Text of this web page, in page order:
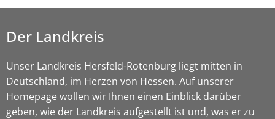
Landkreis
Der Landkreis
Unser Landkreis Hersfeld-Rotenburg liegt mitten in
Deutschland, im Herzen von Hessen. Auf unserer
Homepage wollen wir Ihnen einen Einblick darüber
geben, wie der Landkreis aufgestellt ist und, was er zu